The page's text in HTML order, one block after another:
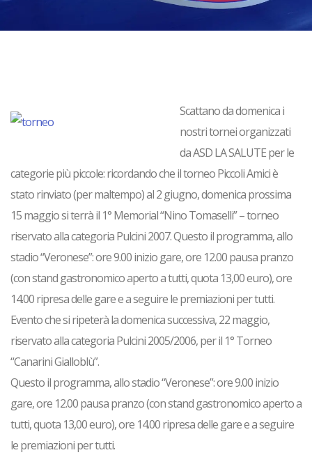
Scattano da domenica i
nostri tornei organizzati
da ASD LA SALUTE per le
categorie più piccole: ricordando che il torneo Piccoli Amici è
stato rinviato (per maltempo) al 2 giugno,domenica prossima
15 maggiosi terrà il 1° Memorial “Nino Tomaselli”– torneo
riservato allacategoria Pulcini 2007. Questo il programma, allo
stadio “Veronese”: ore 9.00 inizio gare, ore 12.00 pausa pranzo
(con stand gastronomico aperto a tutti, quota 13,00 euro), ore
14.00 ripresa delle gare e a seguire le premiazioni per tutti.
Evento che si ripeterà ladomenicasuccessiva,22 maggio,
riservato allacategoria Pulcini 2005/2006, per il 1° Torneo
“Canarini Gialloblù”.
Questo il programma, allo stadio “Veronese”: ore 9.00 inizio
gare, ore 12.00 pausa pranzo (con stand gastronomico aperto a
tutti, quota 13,00 euro), ore 14.00 ripresa delle gare e a seguire
le premiazioni per tutti.